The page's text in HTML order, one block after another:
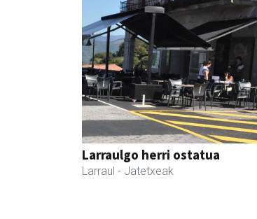
Larraulgo herri ostatua
Larraul - Jatetxeak